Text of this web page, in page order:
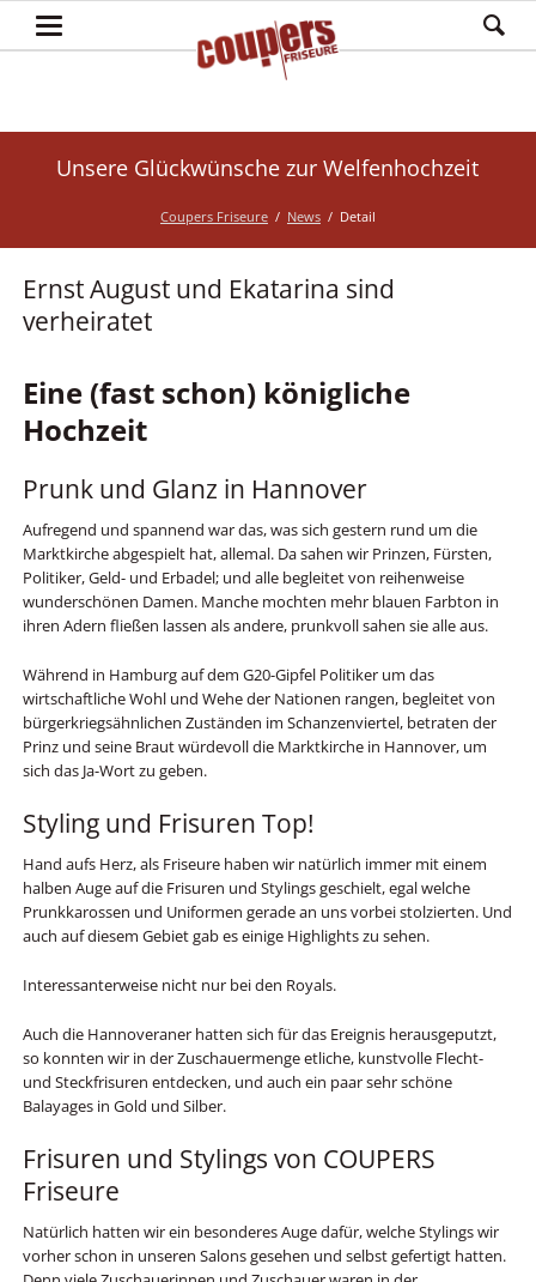
Unsere Glückwünsche zur Welfenhochzeit
Coupers Friseure News Detail
Ernst August und Ekatarina sind
verheiratet
Eine (fast schon) königliche
Hochzeit
Prunk und Glanz in Hannover
Aufregend und spannend war das, was sich gestern rund um die
Marktkirche abgespielt hat, allemal. Da sahen wir Prinzen, Fürsten,
Politiker, Geld- und Erbadel; und alle begleitet von reihenweise
wunderschönen Damen. Manche mochten mehr blauen Farbton in
ihren Adern fließen lassen als andere, prunkvoll sahen sie alle aus.
Während in Hamburg auf dem G20-Gipfel Politiker um das
wirtschaftliche Wohl und Wehe der Nationen rangen, begleitet von
bürgerkriegsähnlichen Zuständen im Schanzenviertel, betraten der
Prinz und seine Braut würdevoll die Marktkirche in Hannover, um
sich das Ja-Wort zu geben.
Styling und Frisuren Top!
Hand aufs Herz, als Friseure haben wir natürlich immer mit einem
halben Auge auf die Frisuren und Stylings geschielt, egal welche
Prunkkarossen und Uniformen gerade an uns vorbei stolzierten. Und
auch auf diesem Gebiet gab es einige Highlights zu sehen.
Interessanterweise nicht nur bei den Royals.
Auch die Hannoveraner hatten sich für das Ereignis herausgeputzt,
so konnten wir in der Zuschauermenge etliche, kunstvolle Flecht-
und Steckfrisuren entdecken, und auch ein paar sehr schöne
Balayages in Gold und Silber.
Frisuren und Stylings von COUPERS
Friseure
Natürlich hatten wir ein besonderes Auge dafür, welche Stylings wir
vorher schon in unseren Salons gesehen und selbst gefertigt hatten.